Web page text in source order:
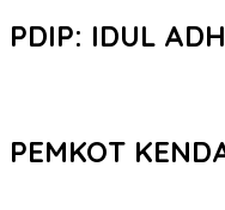
PDIP: IDUL
PEMKOT